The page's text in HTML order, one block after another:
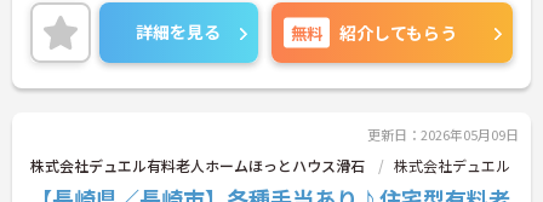
ントお伝えしますのでご気軽にお問い合わせくださ
い。
詳細を見る 無料 紹介してもらう
更新日：2026年05月09日
株式会社デュエル有料老人ホームほっとハウス滑石 株式会社デュエル